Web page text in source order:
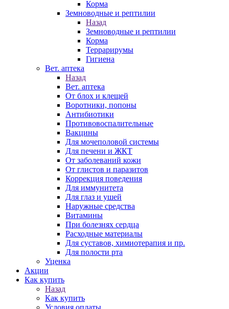
Корма
Земноводные и рептилии
Назад
Земноводные и рептилии
Корма
Террарирумы
Гигиена
Вет. аптека
Назад
Вет. аптека
От блох и клещей
Воротники, попоны
Антибиотики
Противовоспалительные
Вакцины
Для мочеполовой системы
Для печени и ЖКТ
От заболеваний кожи
От глистов и паразитов
Коррекция поведения
Для иммунитета
Для глаз и ушей
Наружные средства
Витамины
При болезнях сердца
Расходные материалы
Для суставов, химиотерапия и пр.
Для полости рта
Уценка
Акции
Как купить
Назад
Как купить
Условия оплаты